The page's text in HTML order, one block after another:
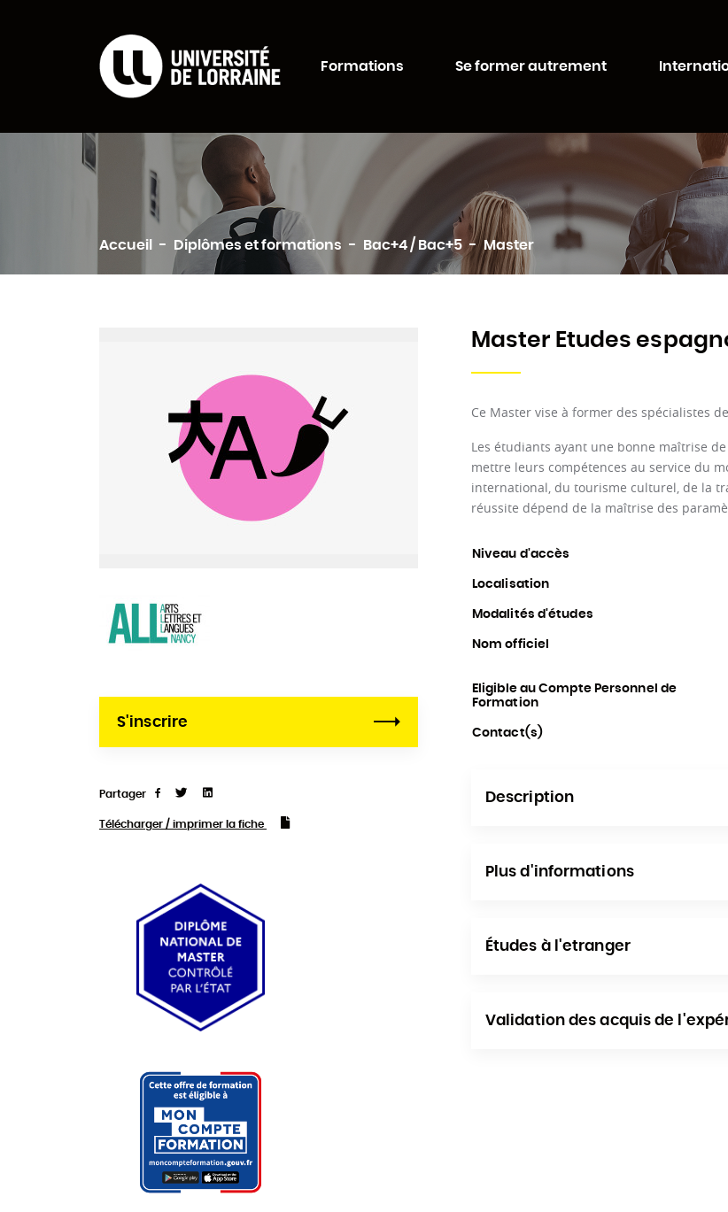
recherche
Formations Se former autrement
Rechercher
Accueil Diplômes et formations Bac+4 / Bac+5 Master
S'inscrire
Partager Partager
TweetLinkedin
Télécharger / imprimer la fiche
Master Etudes
Ce Master vise à former des spécialistes
Les étudiants ayant une bonne maîtrise
mettre leurs compétences au service du
international, du tourisme culturel, de la
réussite dépend de la maîtrise des
Niveau d'accès
Localisation
Modalités d'études
Nom officiel
Eligible au Compte Personnel de
Formation
Contact(s)
Description
Plus d'informations
Études à l'etranger
Validation des acquis de